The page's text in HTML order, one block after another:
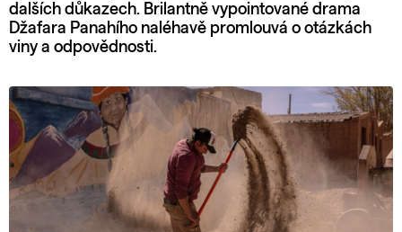
dalších důkazech. Brilantně vypointované drama
Džafara Panahího naléhavě promlouvá o otázkách
viny a odpovědnosti.